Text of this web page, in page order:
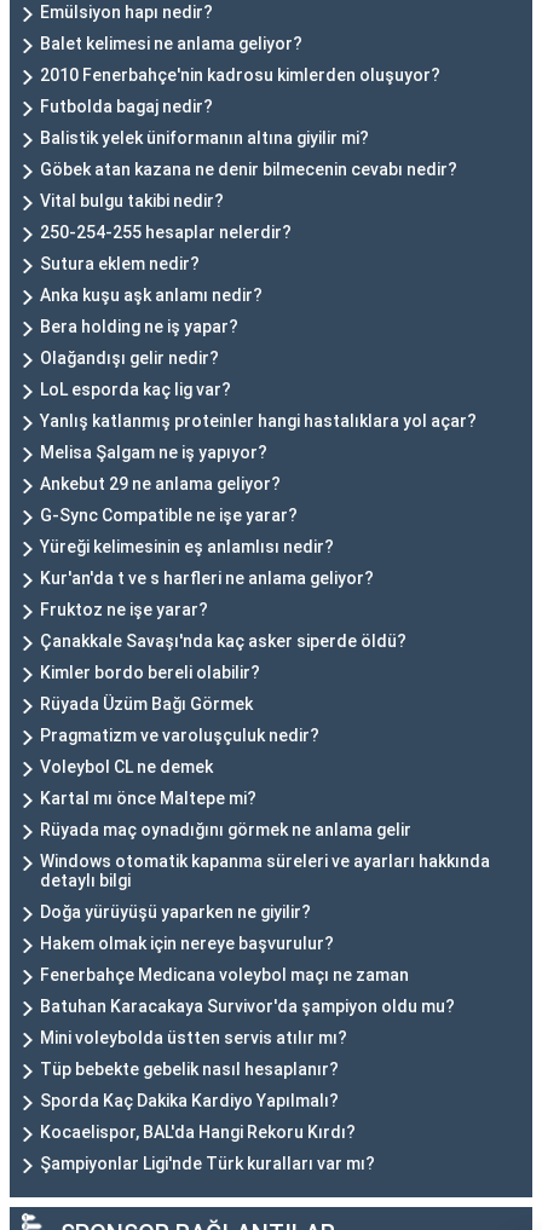
Emülsiyon hapı nedir?
Balet kelimesi ne anlama geliyor?
2010 Fenerbahçe'nin kadrosu kimlerden oluşuyor?
Futbolda bagaj nedir?
Balistik yelek üniformanın altına giyilir mi?
Göbek atan kazana ne denir bilmecenin cevabı nedir?
Vital bulgu takibi nedir?
250-254-255 hesaplar nelerdir?
Sutura eklem nedir?
Anka kuşu aşk anlamı nedir?
Bera holding ne iş yapar?
Olağandışı gelir nedir?
LoL esporda kaç lig var?
Yanlış katlanmış proteinler hangi hastalıklara yol açar?
Melisa Şalgam ne iş yapıyor?
Ankebut 29 ne anlama geliyor?
G-Sync Compatible ne işe yarar?
Yüreği kelimesinin eş anlamlısı nedir?
Kur'an'da t ve s harfleri ne anlama geliyor?
Fruktoz ne işe yarar?
Çanakkale Savaşı'nda kaç asker siperde öldü?
Kimler bordo bereli olabilir?
Rüyada Üzüm Bağı Görmek
Pragmatizm ve varoluşçuluk nedir?
Voleybol CL ne demek
Kartal mı önce Maltepe mi?
Rüyada maç oynadığını görmek ne anlama gelir
Windows otomatik kapanma süreleri ve ayarları hakkında
detaylı bilgi
Doğa yürüyüşü yaparken ne giyilir?
Hakem olmak için nereye başvurulur?
Fenerbahçe Medicana voleybol maçı ne zaman
Batuhan Karacakaya Survivor'da şampiyon oldu mu?
Mini voleybolda üstten servis atılır mı?
Tüp bebekte gebelik nasıl hesaplanır?
Sporda Kaç Dakika Kardiyo Yapılmalı?
Kocaelispor, BAL'da Hangi Rekoru Kırdı?
Şampiyonlar Ligi'nde Türk kuralları var mı?